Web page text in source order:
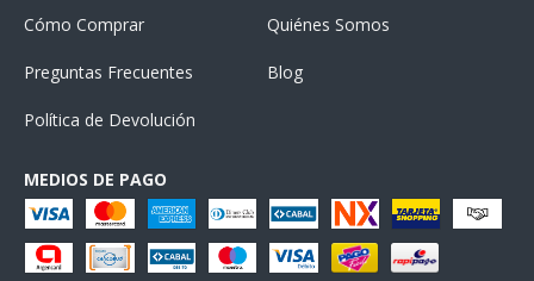
Cómo Comprar Quiénes Somos
Preguntas Frecuentes Blog
Política de Devolución
MEDIOS DE PAGO